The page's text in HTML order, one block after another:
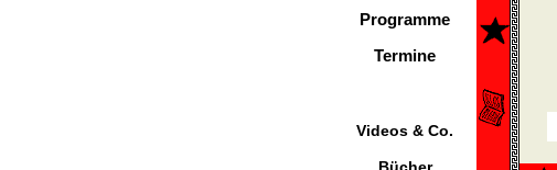
Programme
Termine
Videos & Co.